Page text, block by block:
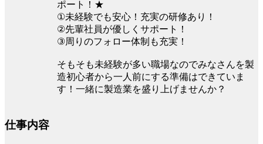
ポート！★
①未経験でも安心！充実の研修あり！
②先輩社員が優しくサポート！
③周りのフォロー体制も充実！
そもそも未経験が多い職場なのでみなさんを製
造初心者から一人前にする準備はできていま
す！一緒に製造業を盛り上げませんか？
仕事内容